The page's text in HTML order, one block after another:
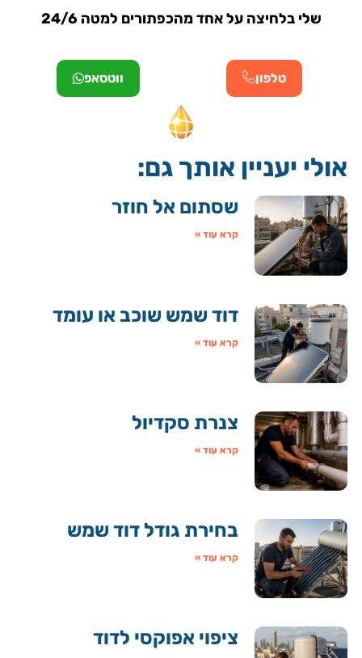
שלי בלחיצה על אחד מהכפתורים למטה 24/6
טלפון ווטסאפ
אולי יעניין אותך גם:
שסתום אל חוזר
קרא עוד »
דוד שמש שוכב או עומד
קרא עוד »
צנרת סקדיול
קרא עוד »
בחירת גודל דוד שמש
קרא עוד »
ציפוי אפוקסי לדוד